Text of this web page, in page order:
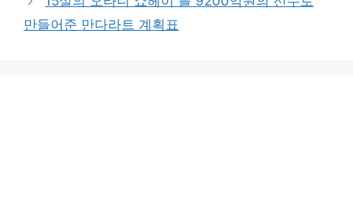
만들어준 만다라트 계획표